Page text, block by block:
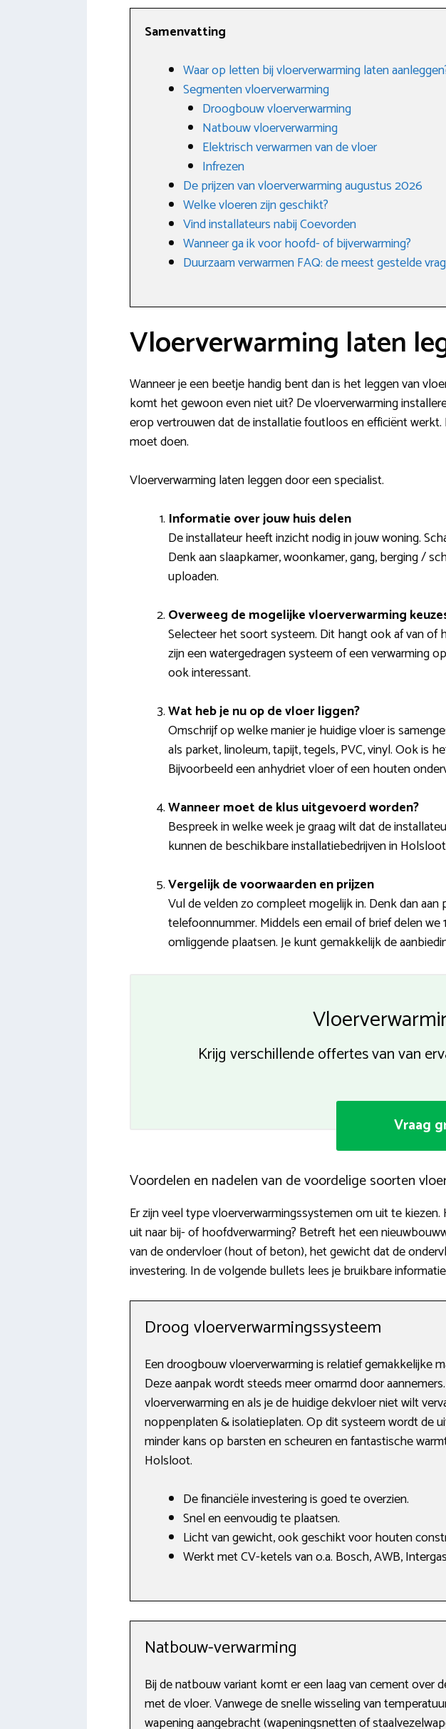
Samenvatting
Waar op letten bij vloerverwarming laten
Segmenten vloerverwarming
Droogbouw vloerverwarming
Natbouw vloerverwarming
Elektrisch verwarmen van de vloer
Infrezen
De prijzen van vloerverwarming augustus 2026
Welke vloeren zijn geschikt?
Vind installateurs nabij Coevorden
Wanneer ga ik voor hoofd- of bijverwarming?
Duurzaam verwarmen FAQ: de meest gestelde
Vloerverwarming laten
Wanneer je een beetje handig bent dan is het leggen van
komt het gewoon even niet uit? De vloerverwarming
erop vertrouwen dat de installatie foutloos en efficiënt
moet doen.
Vloerverwarming laten leggen door een specialist.
Informatie over jouw huis delen
De installateur heeft inzicht nodig in jouw woning.
Denk aan slaapkamer, woonkamer, gang, berging /
uploaden.
Overweeg de mogelijke vloerverwarming
Selecteer het soort systeem. Dit hangt ook af van
zijn een watergedragen systeem of een verwarming
ook interessant.
Wat heb je nu op de vloer liggen?
Omschrijf op welke manier je huidige vloer is
als parket, linoleum, tapijt, tegels, PVC, vinyl. Ook is
Bijvoorbeeld een anhydriet vloer of een houten
Wanneer moet de klus uitgevoerd worden?
Bespreek in welke week je graag wilt dat de
kunnen de beschikbare installatiebedrijven in
Vergelijk de voorwaarden en prijzen
Vul de velden zo compleet mogelijk in. Denk dan
telefoonnummer. Middels een email of brief delen
omliggende plaatsen. Je kunt gemakkelijk de
Krijg verschillende offertes van van
Vraag
Voordelen en nadelen van de voordelige soorten
Er zijn veel type vloerverwarmingssystemen om uit te
uit naar bij- of hoofdverwarming? Betreft het een
van de ondervloer (hout of beton), het gewicht dat de
investering. In de volgende bullets lees je bruikbare
Droog vloerverwarmingssysteem
Een droogbouw vloerverwarming is relatief gemakkelijke
Deze aanpak wordt steeds meer omarmd door
vloerverwarming en als je de huidige dekvloer niet wilt
noppenplaten & isolatieplaten. Op dit systeem wordt de
minder kans op barsten en scheuren en fantastische
Holsloot.
De financiële investering is goed te overzien.
Snel en eenvoudig te plaatsen.
Licht van gewicht, ook geschikt voor houten
Werkt met CV-ketels van o.a. Bosch, AWB,
Natbouw-verwarming
Bij de natbouw variant komt er een laag van cement
met de vloer. Vanwege de snelle wisseling van
wapening aangebracht (wapeningsnetten of